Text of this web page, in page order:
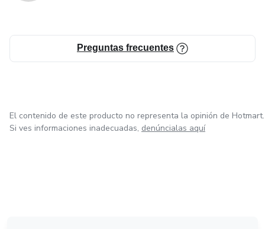
Preguntas frecuentes
El contenido de este producto no representa la opinión de Hotmart.
Si ves informaciones inadecuadas, denúncialas aquí